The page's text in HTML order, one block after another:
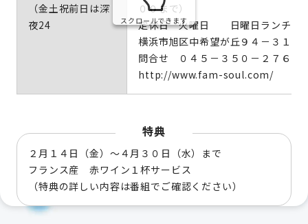
（金土祝前日は深
夜24
００まで）
定休日 火曜日 日曜日ランチタ
横浜市旭区中希望が丘９４－３１－
問合せ ０４５－３５０－２７６７
http://www.fam-soul.com/
スクロールできます
特典
２月１４日（金）～４月３０日（水）まで
フランス産 赤ワイン１杯サービス
（特典の詳しい内容は番組でご確認ください）